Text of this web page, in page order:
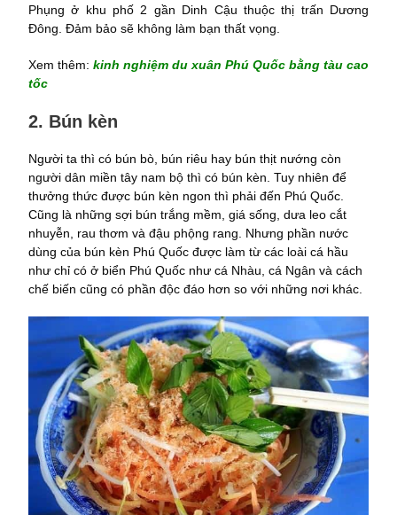
Phụng ở khu phố 2 gần Dinh Cậu thuộc thị trấn Dương
Đông. Đảm bảo sẽ không làm bạn thất vọng.
Xem thêm: kinh nghiệm du xuân Phú Quốc bằng tàu cao
tốc
2. Bún kèn
Người ta thì có bún bò, bún riêu hay bún thịt nướng còn
người dân miền tây nam bộ thì có bún kèn. Tuy nhiên để
thưởng thức được bún kèn ngon thì phải đến Phú Quốc.
Cũng là những sợi bún trắng mềm, giá sống, dưa leo cắt
nhuyễn, rau thơm và đậu phộng rang. Nhưng phần nước
dùng của bún kèn Phú Quốc được làm từ các loài cá hầu
như chỉ có ở biển Phú Quốc như cá Nhàu, cá Ngân và cách
chế biến cũng có phần độc đáo hơn so với những nơi khác.